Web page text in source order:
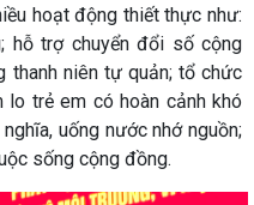
hoạt động thiết thực như:
hỗ trợ chuyển đổi số cộng
thanh niên tự quản; tổ chức
lo trẻ em có hoàn cảnh khó
uống nước nhớ nguồn;
sống cộng đồng.